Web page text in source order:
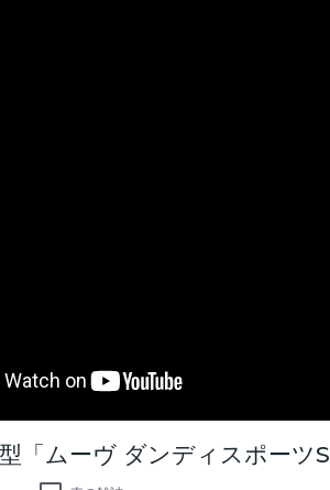
「ムーヴ ダンディスポーツ